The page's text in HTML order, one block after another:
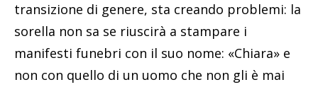
transizione di genere, sta creando problemi: la
sorella non sa se riuscirà a stampare i
manifesti funebri con il suo nome: «Chiara» e
non con quello di un uomo che non gli è mai